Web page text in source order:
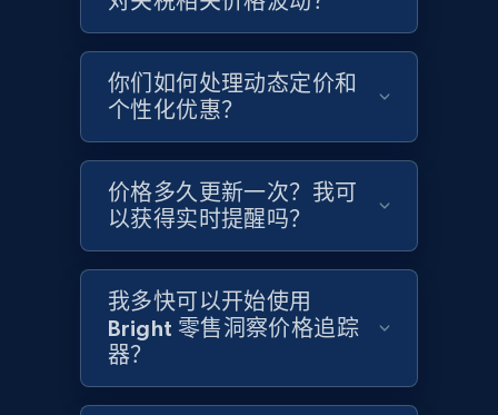
Sku, Product id, Product name, Manufacturer,
and more.
2.1K+ 355+ 立即开始
Home Depot US - Gather data on products
URL, Domain, Country code, Model number,
Sku, Product id, Product name, Manufacturer,
and more.
你们如何处理动态定价和
个性化优惠？
价格多久更新一次？我可
以获得实时提醒吗？
我多快可以开始使用
Bright 零售洞察价格追踪
器？